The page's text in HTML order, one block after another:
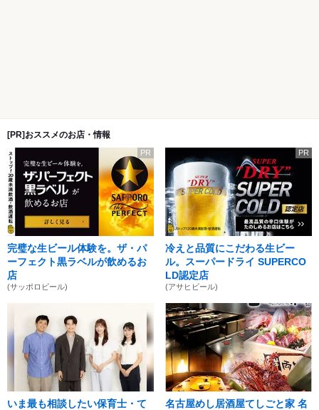
[PR]おススメのお店・情報
PR
完璧な生ビール体験を。ザ・パ
ーフェクト黒ラベルが飲めるお
店
(サッポロビール)
PR
冷えと品質にこだわる生ビー
ル。スーパードライ SUPERCO
LD認定店
(アサヒビール)
いま最も相談したい保育士・て
名古屋めし居酒屋てしごと家 名